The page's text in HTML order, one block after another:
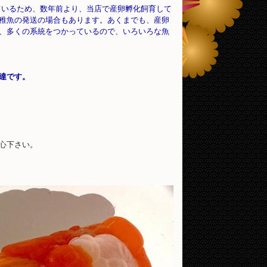
るため、数年前より、当店で産卵孵化飼育して
魚の発送の場合もあります。あくまでも、産卵
多くの系統をつかっているので、いろいろな魚
です。
下さい。